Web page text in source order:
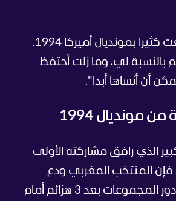
وأضاف: "استمتعت كثيرا بمونديال أميركا 1994.
بالنسبة لي، وما زلت أحتفظ
أن أنساها أبدا".
مونديال 1994
الذي رافق مشاركته الأولى
المنتخب المغربي ودع